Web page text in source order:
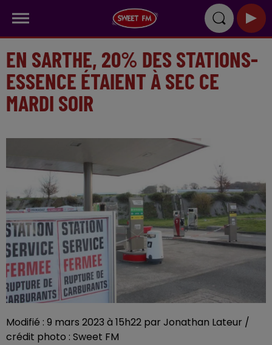
EN SARTHE, 20% DES STATIONS-
ESSENCE ÉTAIENT À SEC CE
MARDI SOIR
Modifié : 9 mars 2023 à 15h22 par Jonathan Lateur /
crédit photo : Sweet FM